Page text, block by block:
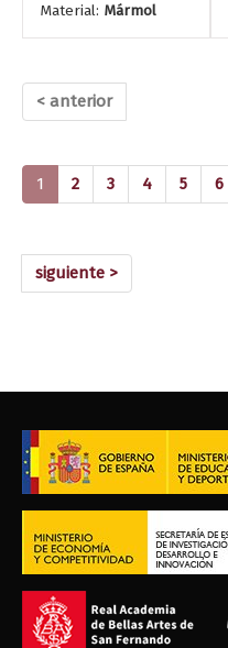
Material: Mármol
< anterior
1 (current)
2 3 4 5 6
siguiente >